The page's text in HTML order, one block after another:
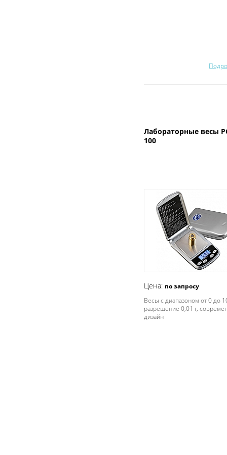
Лабораторные весы
100
Цена: по запросу
Весы с диапазоном от 0 до
разрешение 0,01 г,
дизайн